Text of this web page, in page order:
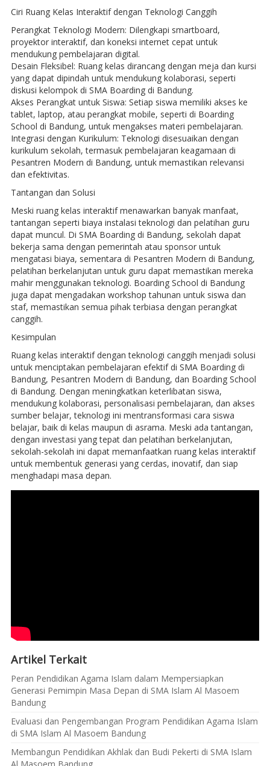
Ciri Ruang Kelas Interaktif dengan Teknologi Canggih
Perangkat Teknologi Modern: Dilengkapi smartboard,
proyektor interaktif, dan koneksi internet cepat untuk
mendukung pembelajaran digital.
Desain Fleksibel: Ruang kelas dirancang dengan meja dan kursi
yang dapat dipindah untuk mendukung kolaborasi, seperti
diskusi kelompok di SMA Boarding di Bandung.
Akses Perangkat untuk Siswa: Setiap siswa memiliki akses ke
tablet, laptop, atau perangkat mobile, seperti di Boarding
School di Bandung, untuk mengakses materi pembelajaran.
Integrasi dengan Kurikulum: Teknologi disesuaikan dengan
kurikulum sekolah, termasuk pembelajaran keagamaan di
Pesantren Modern di Bandung, untuk memastikan relevansi
dan efektivitas.
Tantangan dan Solusi
Meski ruang kelas interaktif menawarkan banyak manfaat,
tantangan seperti biaya instalasi teknologi dan pelatihan guru
dapat muncul. Di SMA Boarding di Bandung, sekolah dapat
bekerja sama dengan pemerintah atau sponsor untuk
mengatasi biaya, sementara di Pesantren Modern di Bandung,
pelatihan berkelanjutan untuk guru dapat memastikan mereka
mahir menggunakan teknologi. Boarding School di Bandung
juga dapat mengadakan workshop tahunan untuk siswa dan
staf, memastikan semua pihak terbiasa dengan perangkat
canggih.
Kesimpulan
Ruang kelas interaktif dengan teknologi canggih menjadi solusi
untuk menciptakan pembelajaran efektif di SMA Boarding di
Bandung, Pesantren Modern di Bandung, dan Boarding School
di Bandung. Dengan meningkatkan keterlibatan siswa,
mendukung kolaborasi, personalisasi pembelajaran, dan akses
sumber belajar, teknologi ini mentransformasi cara siswa
belajar, baik di kelas maupun di asrama. Meski ada tantangan,
dengan investasi yang tepat dan pelatihan berkelanjutan,
sekolah-sekolah ini dapat memanfaatkan ruang kelas interaktif
untuk membentuk generasi yang cerdas, inovatif, dan siap
menghadapi masa depan.
Artikel Terkait
Peran Pendidikan Agama Islam dalam Mempersiapkan
Generasi Pemimpin Masa Depan di SMA Islam Al Masoem
Bandung
Evaluasi dan Pengembangan Program Pendidikan Agama Islam
di SMA Islam Al Masoem Bandung
Membangun Pendidikan Akhlak dan Budi Pekerti di SMA Islam